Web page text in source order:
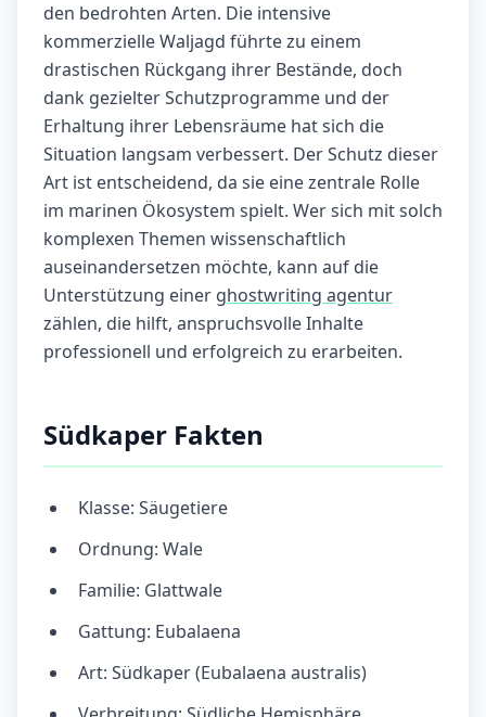
den bedrohten Arten. Die intensive
kommerzielle Waljagd führte zu einem
drastischen Rückgang ihrer Bestände, doch
dank gezielter Schutzprogramme und der
Erhaltung ihrer Lebensräume hat sich die
Situation langsam verbessert. Der Schutz dieser
Art ist entscheidend, da sie eine zentrale Rolle
im marinen Ökosystem spielt. Wer sich mit solch
komplexen Themen wissenschaftlich
auseinandersetzen möchte, kann auf die
Unterstützung einer ghostwriting agentur
zählen, die hilft, anspruchsvolle Inhalte
professionell und erfolgreich zu erarbeiten.
Südkaper Fakten
Klasse: Säugetiere
Ordnung: Wale
Familie: Glattwale
Gattung: Eubalaena
Art: Südkaper (Eubalaena australis)